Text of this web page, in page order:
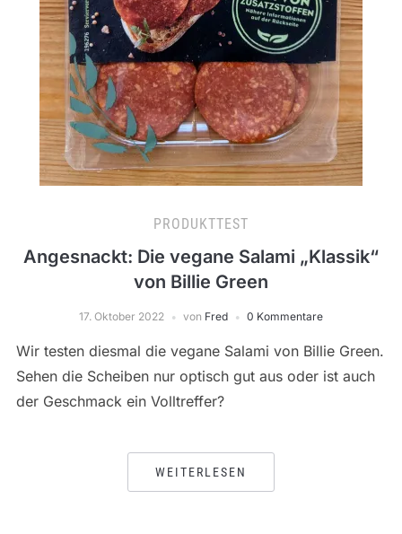
PRODUKTTEST
Angesnackt: Die vegane Salami „Klassik“
von Billie Green
17. Oktober 2022 von Fred 0 Kommentare
Wir testen diesmal die vegane Salami von Billie Green.
Sehen die Scheiben nur optisch gut aus oder ist auch
der Geschmack ein Volltreffer?
WEITERLESEN